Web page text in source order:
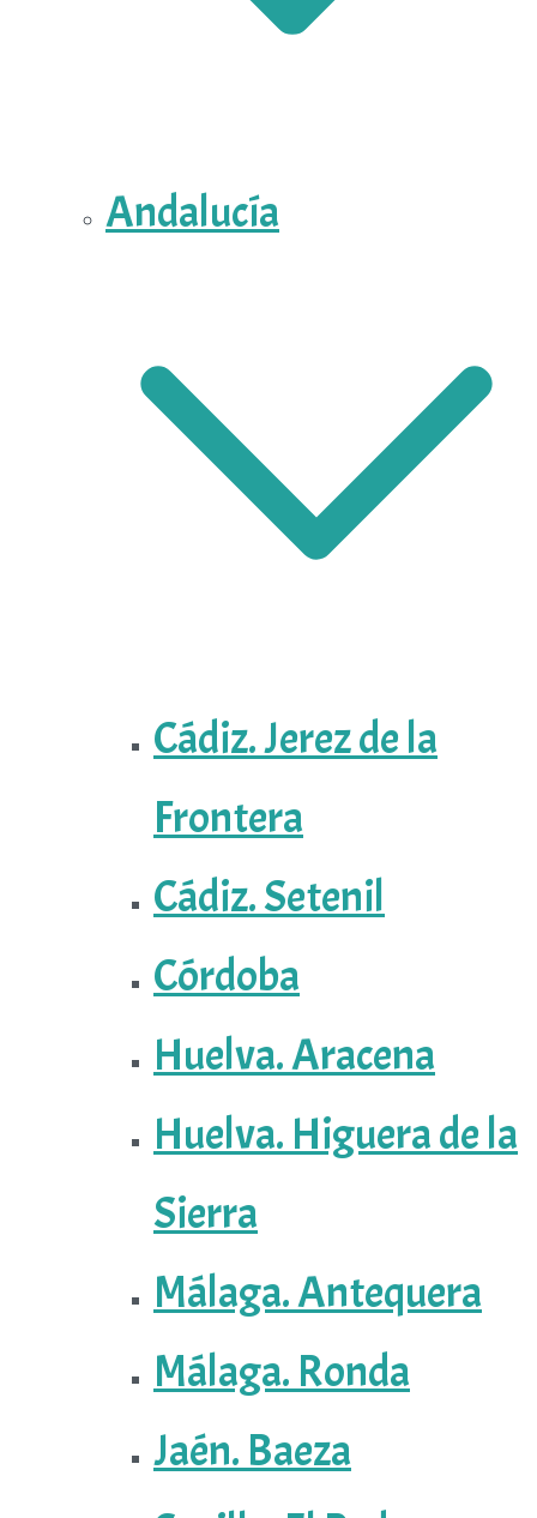
Andalucía
Cádiz. Jerez de la
Frontera
Cádiz. Setenil
Córdoba
Huelva. Aracena
Huelva. Higuera de la
Sierra
Málaga. Antequera
Málaga. Ronda
Jaén. Baeza